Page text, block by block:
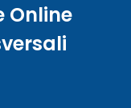
Online